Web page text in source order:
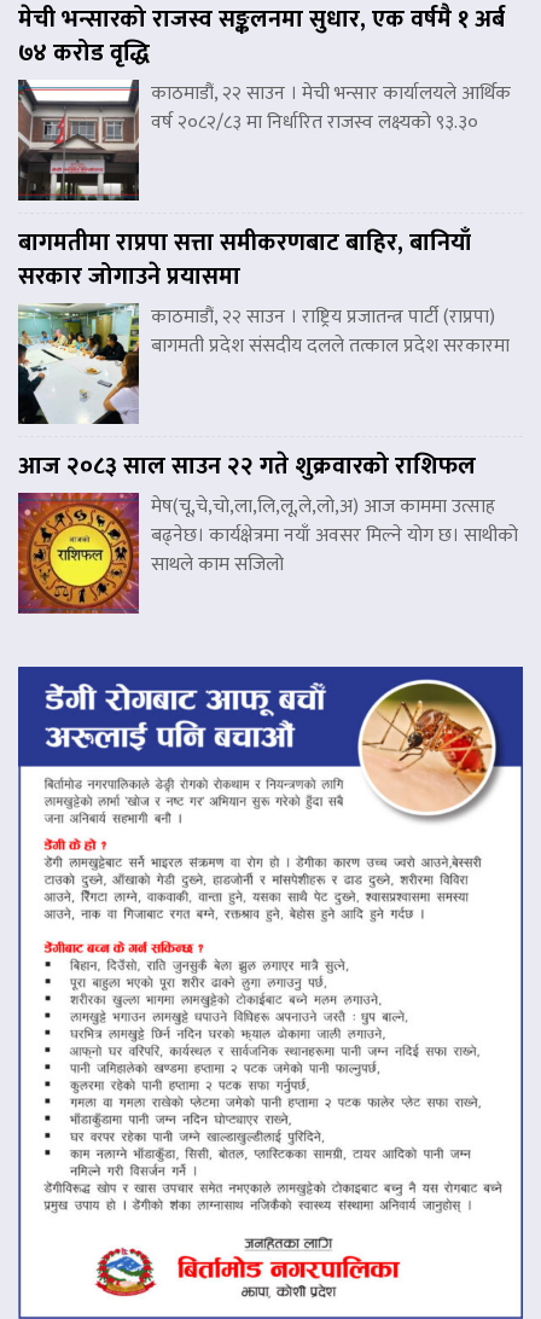
मेची भन्सारको राजस्व सङ्कलनमा सुधार, एक वर्षमै १ अर्ब
७४ करोड वृद्धि
काठमाडौं, २२ साउन । मेची भन्सार कार्यालयले आर्थिक
वर्ष २०८२/८३ मा निर्धारित राजस्व लक्ष्यको ९३.३०
बागमतीमा राप्रपा सत्ता समीकरणबाट बाहिर, बानियाँ
सरकार जोगाउने प्रयासमा
काठमाडौं, २२ साउन । राष्ट्रिय प्रजातन्त्र पार्टी (राप्रपा)
बागमती प्रदेश संसदीय दलले तत्काल प्रदेश सरकारमा
आज २०८३ साल साउन २२ गते शुक्रवारको राशिफल
मेष(चू,चे,चो,ला,लि,लू,ले,लो,अ) आज काममा उत्साह
बढ्नेछ। कार्यक्षेत्रमा नयाँ अवसर मिल्ने योग छ। साथीको
साथले काम सजिलो